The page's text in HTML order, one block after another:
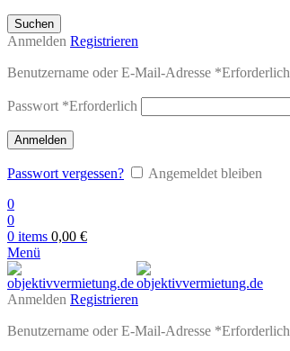
Suchen
Anmelden Registrieren
Benutzername oder E-Mail-Adresse *Erforderlich
Passwort *Erforderlich
Anmelden
Passwort vergessen?
Angemeldet bleiben
0
0
0 items 0,00 €
Menü
Anmelden Registrieren
Benutzername oder E-Mail-Adresse *Erforderlich